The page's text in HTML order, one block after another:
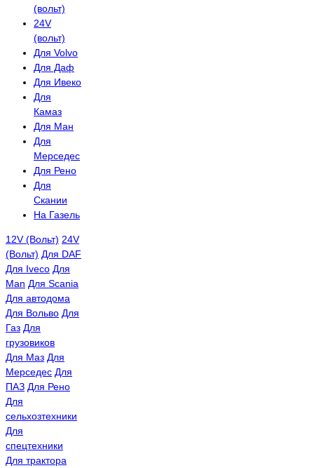
(вольт)
24V
(вольт)
Для Volvo
Для Даф
Для Ивеко
Для
Камаз
Для Ман
Для
Мерседес
Для Рено
Для
Скании
На Газель
12V (Вольт) 24V
(Вольт) Для DAF
Для Iveco Для
Man Для Scania
Для автодома
Для Вольво Для
Газ Для
грузовиков
Для Маз Для
Мерседес Для
ПАЗ Для Рено
Для
сельхозтехники
Для
спецтехники
Для трактора